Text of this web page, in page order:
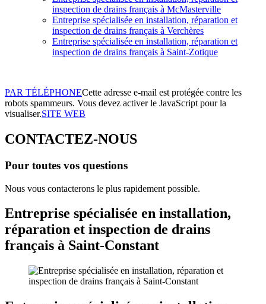
inspection de drains français à McMasterville
Entreprise spécialisée en installation, réparation et
inspection de drains français à Verchères
Entreprise spécialisée en installation, réparation et
inspection de drains français à Saint-Zotique
PAR TÉLÉPHONECette adresse e-mail est protégée contre les
robots spammeurs. Vous devez activer le JavaScript pour la
visualiser.SITE WEB
CONTACTEZ-NOUS
Pour toutes vos questions
Nous vous contacterons le plus rapidement possible.
Entreprise spécialisée en installation,
réparation et inspection de drains
français à Saint-Constant